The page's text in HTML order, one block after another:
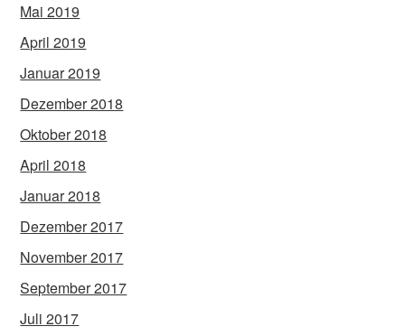
Mai 2019
April 2019
Januar 2019
Dezember 2018
Oktober 2018
April 2018
Januar 2018
Dezember 2017
November 2017
September 2017
Juli 2017